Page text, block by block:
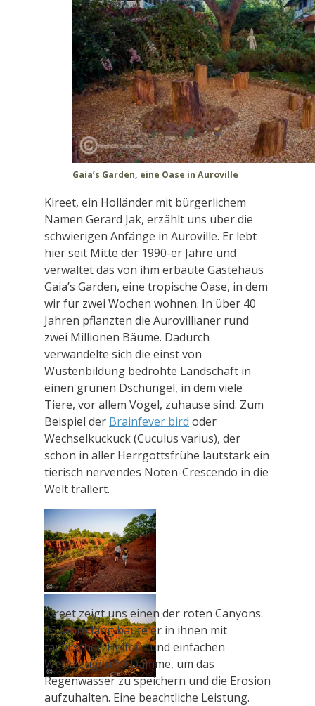
Gaia’s Garden, eine Oase in Auroville
Kireet, ein Holländer mit bürgerlichem
Namen Gerard Jak, erzählt uns über die
schwierigen Anfänge in Auroville. Er lebt
hier seit Mitte der 1990-er Jahre und
verwaltet das von ihm erbaute Gästehaus
Gaia’s Garden, eine tropische Oase, in dem
wir für zwei Wochen wohnen. In über 40
Jahren pflanzten die Aurovillianer rund
zwei Millionen Bäume. Dadurch
verwandelte sich die einst von
Wüstenbildung bedrohte Landschaft in
einen grünen Dschungel, in dem viele
Tiere, vor allem Vögel, zuhause sind. Zum
Beispiel der Brainfever bird oder
Wechselkuckuck (Cuculus varius), der
schon in aller Herrgottsfrühe lautstark ein
tierisch nervendes Noten-Crescendo in die
Welt trällert.
Kireet zeigt uns einen der roten Canyons.
13 Jahre lang baute er in ihnen mit
tamilischen Helfern und einfachen
Werkzeugen 60 Dämme, um das
Regenwasser zu speichern und die Erosion
aufzuhalten. Eine beachtliche Leistung.